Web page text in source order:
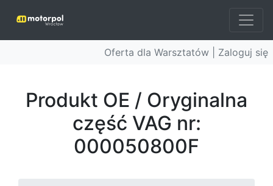
Oferta dla Warsztatów | Zaloguj się
Produkt OE / Oryginalna
część VAG nr:
000050800F